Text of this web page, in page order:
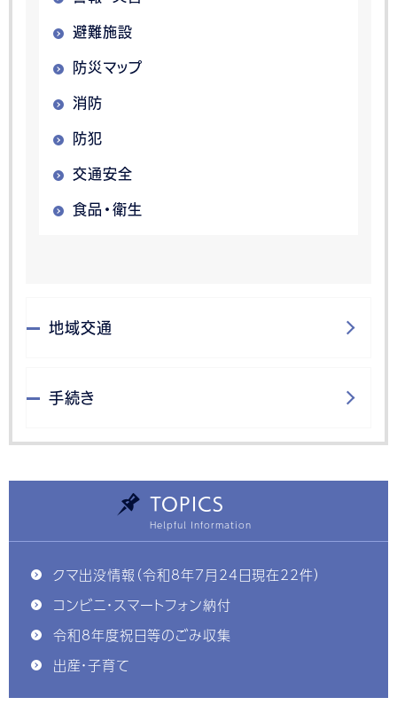
避難施設
防災マップ
消防
防犯
交通安全
食品・衛生
地域交通
手続き
TOPICS
クマ出没情報（令和8年7月24日現在22件）
コンビニ・スマートフォン納付
令和8年度祝日等のごみ収集
出産・子育て